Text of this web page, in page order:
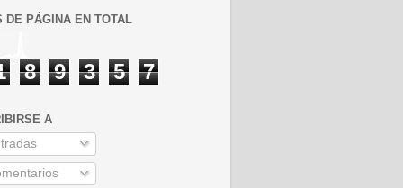
DE PÁGINA EN TOTAL
8 9 3 5 7
A